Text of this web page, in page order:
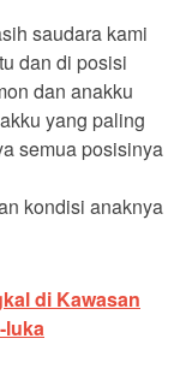
saudara kami
dan di posisi
dan anakku
yang paling
semua posisinya
kondisi anaknya
di Kawasan
luka